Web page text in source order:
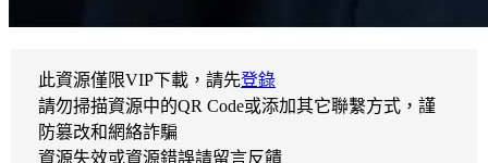
此資源僅限VIP下載，請先登錄
請勿掃描資源中的QR Code或添加其它聯繫方式，謹
防篡改和網絡詐騙
資源失效或資源錯誤請留言反饋